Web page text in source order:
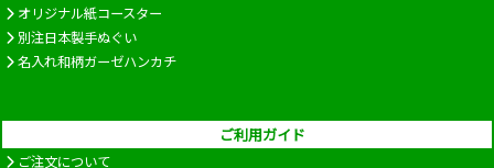
オリジナル紙コースター
別注日本製手ぬぐい
名入れ和柄ガーゼハンカチ
ご利用ガイド
ご注文について